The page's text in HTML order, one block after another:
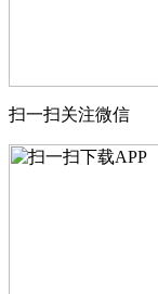
扫一扫关注微信